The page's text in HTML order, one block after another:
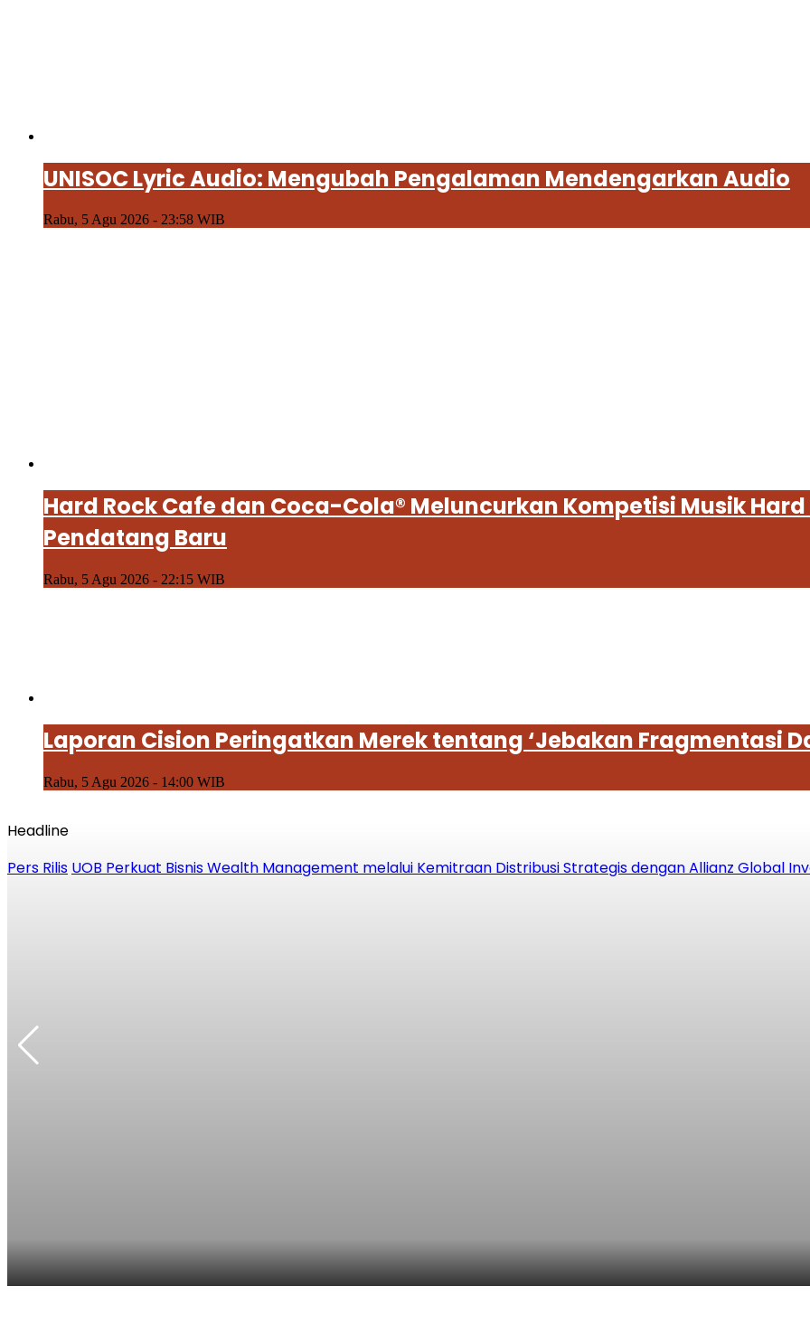
UNISOC Lyric Audio: Mengubah Pengalaman Mendengarkan Audio
Rabu, 5 Agu 2026 - 23:58 WIB
Hard Rock Cafe dan Coca-Cola® Meluncurkan Kompetisi Musik
Pendatang Baru
Rabu, 5 Agu 2026 - 22:15 WIB
Laporan Cision Peringatkan Merek tentang ‘Jebakan Fragmentasi
Rabu, 5 Agu 2026 - 14:00 WIB
Headline
Pers Rilis UOB Perkuat Bisnis Wealth Management melalui Kemitraan Distribusi Strategis dengan Allianz Global